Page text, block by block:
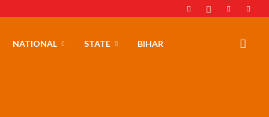
NATIONAL STATE BIHAR